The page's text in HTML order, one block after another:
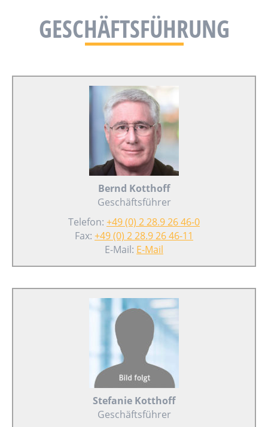
GESCHÄFTSFÜHRUNG
Bernd Kotthoff
Geschäftsführer
Telefon: +49 (0) 2 28.9 26 46-0
Fax: +49 (0) 2 28.9 26 46-11
E-Mail: E-Mail
Stefanie Kotthoff
Geschäftsführer